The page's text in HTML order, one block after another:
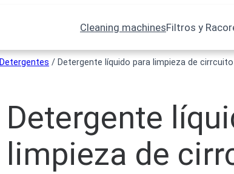
Cleaning machinesFiltros y
Detergentes / Detergente líquido para limpieza de
Detergente
limpieza de